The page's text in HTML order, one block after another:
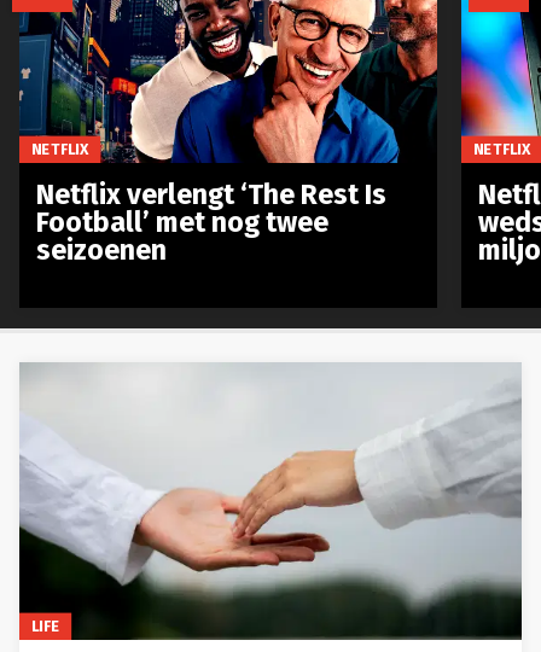
LIFE
NETFLIX
Netflix verlengt ‘The Rest Is
Football’ met nog twee
seizoenen
NETFLIX